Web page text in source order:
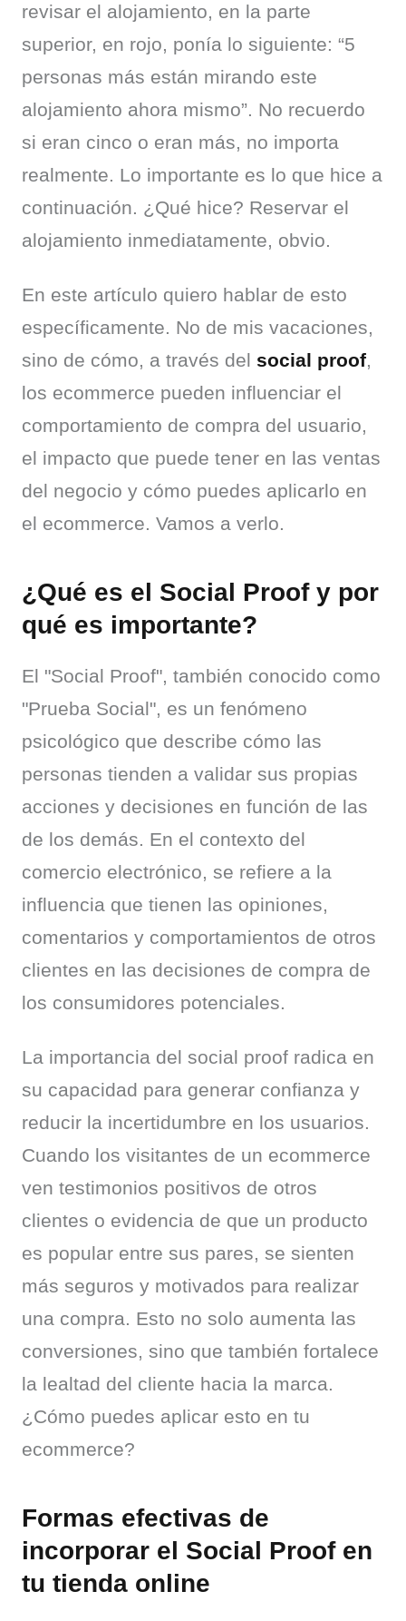
revisar el alojamiento, en la parte
superior, en rojo, ponía lo siguiente: “5
personas más están mirando este
alojamiento ahora mismo”. No recuerdo
si eran cinco o eran más, no importa
realmente. Lo importante es lo que hice a
continuación. ¿Qué hice? Reservar el
alojamiento inmediatamente, obvio.
En este artículo quiero hablar de esto
específicamente. No de mis vacaciones,
sino de cómo, a través del social proof,
los ecommerce pueden influenciar el
comportamiento de compra del usuario,
el impacto que puede tener en las ventas
del negocio y cómo puedes aplicarlo en
el ecommerce. Vamos a verlo.
¿Qué es el Social Proof y por
qué es importante?
El "Social Proof", también conocido como
"Prueba Social", es un fenómeno
psicológico que describe cómo las
personas tienden a validar sus propias
acciones y decisiones en función de las
de los demás. En el contexto del
comercio electrónico, se refiere a la
influencia que tienen las opiniones,
comentarios y comportamientos de otros
clientes en las decisiones de compra de
los consumidores potenciales.
La importancia del social proof radica en
su capacidad para generar confianza y
reducir la incertidumbre en los usuarios.
Cuando los visitantes de un ecommerce
ven testimonios positivos de otros
clientes o evidencia de que un producto
es popular entre sus pares, se sienten
más seguros y motivados para realizar
una compra. Esto no solo aumenta las
conversiones, sino que también fortalece
la lealtad del cliente hacia la marca.
¿Cómo puedes aplicar esto en tu
ecommerce?
Formas efectivas de
incorporar el Social Proof en
tu tienda online